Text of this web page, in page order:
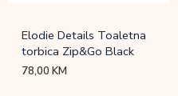
Elodie Details Toaletna
torbica Zip&Go Black
78,00KM